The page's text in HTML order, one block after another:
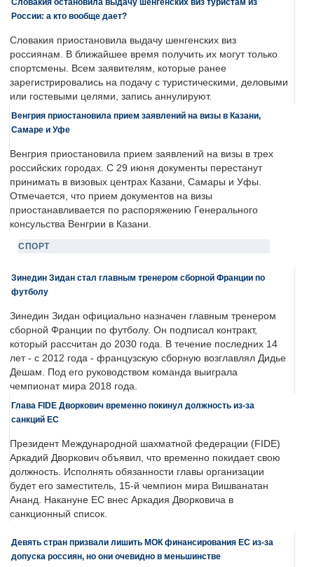
Словакия остановила выдачу шенгенских виз туристам из
России: а кто вообще дает?
Словакия приостановила выдачу шенгенских виз
россиянам. В ближайшее время получить их могут только
спортсмены. Всем заявителям, которые ранее
зарегистрировались на подачу с туристическими, деловыми
или гостевыми целями, запись аннулируют.
Венгрия приостановила прием заявлений на визы в Казани,
Самаре и Уфе
Венгрия приостановила прием заявлений на визы в трех
российских городах. С 29 июня документы перестанут
принимать в визовых центрах Казани, Самары и Уфы.
Отмечается, что прием документов на визы
приостанавливается по распоряжению Генерального
консульства Венгрии в Казани.
СПОРТ
Зинедин Зидан стал главным тренером сборной Франции по
футболу
Зинедин Зидан официально назначен главным тренером
сборной Франции по футболу. Он подписал контракт,
который рассчитан до 2030 года. В течение последних 14
лет - с 2012 года - французскую сборную возглавлял Дидье
Дешам. Под его руководством команда выиграла
чемпионат мира 2018 года.
Глава FIDE Дворкович временно покинул должность из-за
санкций ЕС
Президент Международной шахматной федерации (FIDE)
Аркадий Дворкович объявил, что временно покидает свою
должность. Исполнять обязанности главы организации
будет его заместитель, 15-й чемпион мира Вишванатан
Ананд. Накануне ЕС внес Аркадия Дворковича в
санкционный список.
Девять стран призвали лишить МОК финансирования ЕС из-за
допуска россиян, но они очевидно в меньшинстве